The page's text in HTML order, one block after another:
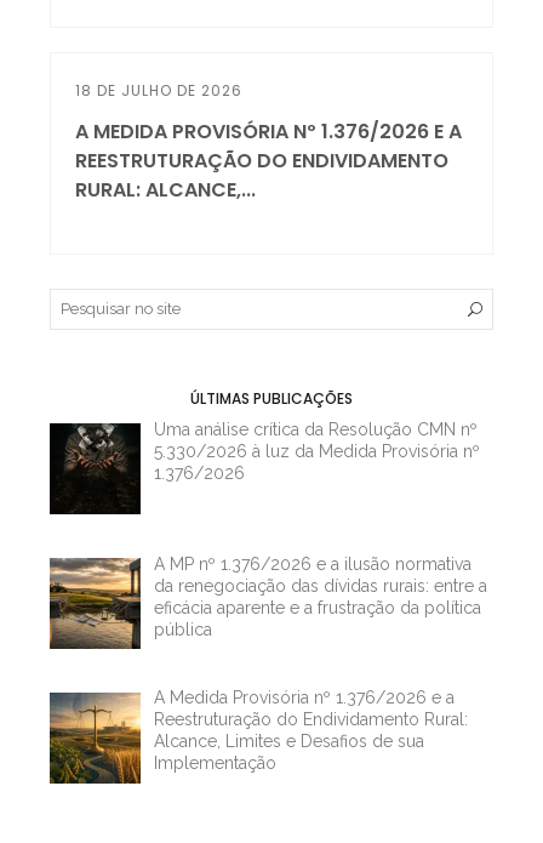
18 DE JULHO DE 2026
A MEDIDA PROVISÓRIA Nº 1.376/2026 E A
REESTRUTURAÇÃO DO ENDIVIDAMENTO
RURAL: ALCANCE,...
ÚLTIMAS PUBLICAÇÕES
Uma análise crítica da Resolução CMN nº
5.330/2026 à luz da Medida Provisória nº
1.376/2026
A MP nº 1.376/2026 e a ilusão normativa
da renegociação das dívidas rurais: entre a
eficácia aparente e a frustração da política
pública
A Medida Provisória nº 1.376/2026 e a
Reestruturação do Endividamento Rural:
Alcance, Limites e Desafios de sua
Implementação